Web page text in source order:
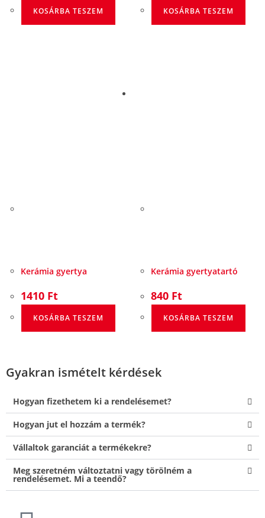
KOSÁRBA TESZEM KOSÁRBA TESZEM
Kerámia gyertya
1410 Ft
KOSÁRBA TESZEM
Kerámia gyertyatartó
840 Ft
KOSÁRBA TESZEM
Gyakran ismételt kérdések
Hogyan fizethetem ki a rendelésemet?
Hogyan jut el hozzám a termék?
Vállaltok garanciát a termékekre?
Meg szeretném változtatni vagy törölném a
rendelésemet. Mi a teendő?